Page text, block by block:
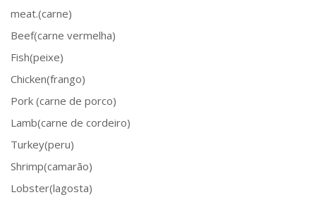
meat.(carne)
Beef(carne vermelha)
Fish(peixe)
Chicken(frango)
Pork (carne de porco)
Lamb(carne de cordeiro)
Turkey(peru)
Shrimp(camarão)
Lobster(lagosta)